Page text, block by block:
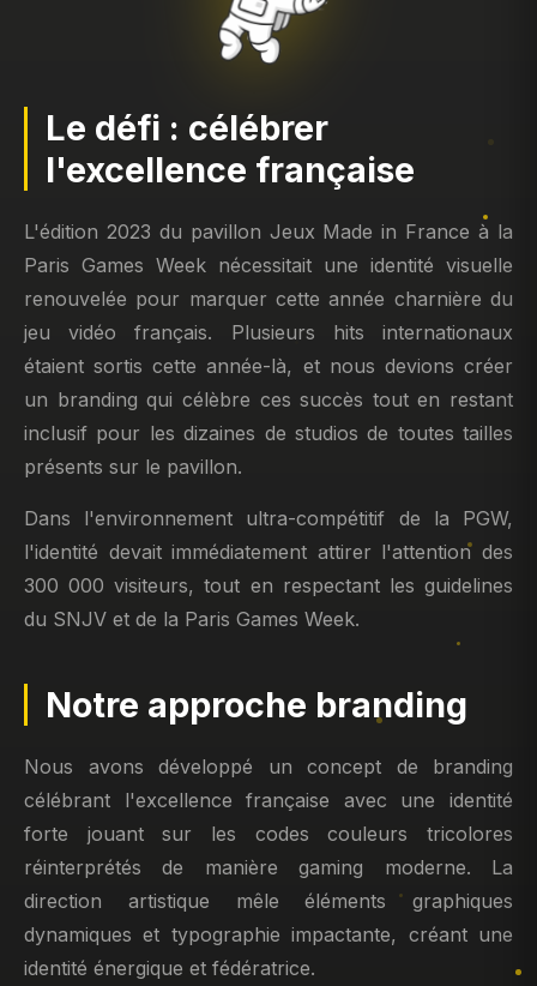
Le défi : célébrer
l'excellence française
L'édition 2023 du pavillon Jeux Made in France à la
Paris Games Week nécessitait une identité visuelle
renouvelée pour marquer cette année charnière du
jeu vidéo français. Plusieurs hits internationaux
étaient sortis cette année-là, et nous devions créer
un branding qui célèbre ces succès tout en restant
inclusif pour les dizaines de studios de toutes tailles
présents sur le pavillon.
Dans l'environnement ultra-compétitif de la PGW,
l'identité devait immédiatement attirer l'attention des
300 000 visiteurs, tout en respectant les guidelines
du SNJV et de la Paris Games Week.
Notre approche branding
Nous avons développé un concept de branding
célébrant l'excellence française avec une identité
forte jouant sur les codes couleurs tricolores
réinterprétés de manière gaming moderne. La
direction artistique mêle éléments graphiques
dynamiques et typographie impactante, créant une
identité énergique et fédératrice.